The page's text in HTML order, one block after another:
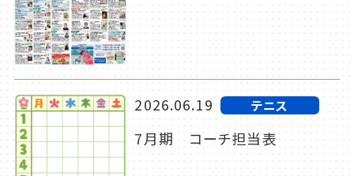
2026.06.19 テニス
7月期 コーチ担当表